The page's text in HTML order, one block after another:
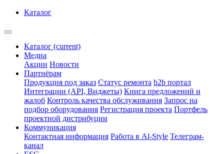
Каталог
Каталог (current)
Медиа
Акции Новости
Партнёрам
Продукция под заказ Статус ремонта b2b портал
Интеграции (API, Виджеты) Книга предложений и
жалоб Контроль качества обслуживания Запрос на
подбор оборудования Регистрация проекта Портфель
проектной дистрибуции
Коммуникация
Контактная информация Работа в Al-Style Телеграм-
канал